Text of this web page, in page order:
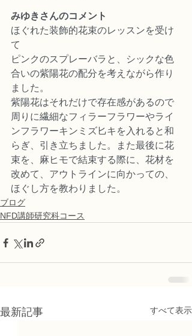
みゆきさんのコメント
ほぐれた装飾的花束のレッスンを受け
て
ピンクのスプレーバラと、シックな色
合いの紫陽花の配分を考えながら作り
ました。
紫陽花はそれだけで存在感があるので
周りに繊細なフィラーフラワーやライ
ンフラワーキンミズ匕キを入れると和
らぎ、引き立ちました。また最後に花
束を、麻ヒモで結束する際に、花材を
改めて、アウトラインに向かっての、
ほぐし方を教わりました。
ブログ
NFD講師研究科コース
最新記事 すべて表示